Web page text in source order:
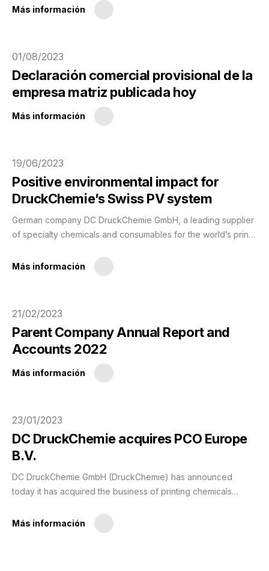
Más información
01/08/2023
Declaración comercial provisional de la
empresa matriz publicada hoy
Más información
19/06/2023
Positive environmental impact for
DruckChemie’s Swiss PV system
German company DC DruckChemie GmbH, a leading supplier
of specialty chemicals and consumables for the world’s print
photovoltaic (PV) power system at its Swiss subsidiary.
Más información
21/02/2023
Parent Company Annual Report and
Accounts 2022
Más información
23/01/2023
DC DruckChemie acquires PCO Europe
B.V.
DC DruckChemie GmbH (DruckChemie) has announced
today it has acquired the business of printing chemicals
Más información